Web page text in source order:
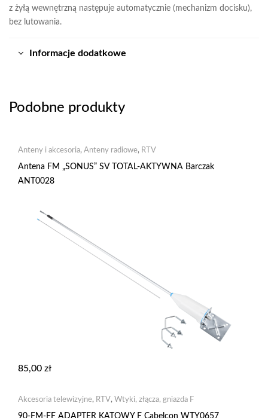
z żyłą wewnętrzną następuje automatycznie (mechanizm docisku),
bez lutowania.
Informacje dodatkowe
Podobne produkty
Anteny i akcesoria, Anteny radiowe, RTV
Antena FM „SONUS” SV TOTAL-AKTYWNA Barczak
ANT0028
85,00 zł
Akcesoria telewizyjne, RTV, Wtyki, złącza, gniazda F
90-FM-FF ADAPTER KĄTOWY F Cabelcon WTY0657